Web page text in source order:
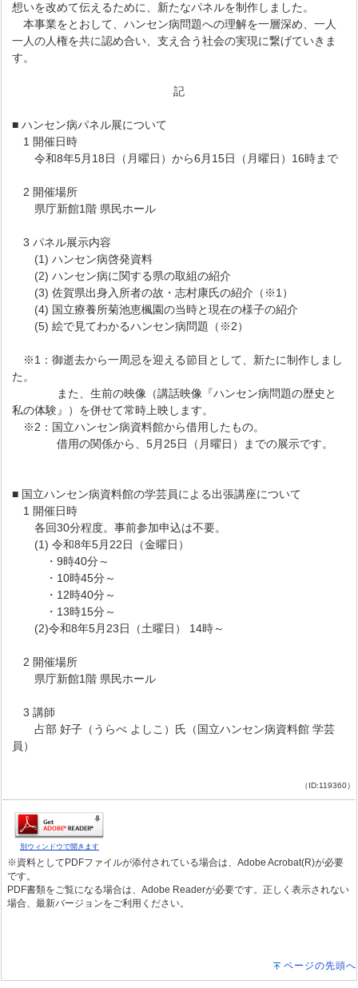
想いを改めて伝えるために、新たなパネルを制作しました。
本事業をとおして、ハンセン病問題への理解を一層深め、一人
一人の人権を共に認め合い、支え合う社会の実現に繋げていきま
す。
記
■ ハンセン病パネル展について
1 開催日時
令和8年5月18日（月曜日）から6月15日（月曜日）16時まで
2 開催場所
県庁新館1階 県民ホール
3 パネル展示内容
(1) ハンセン病啓発資料
(2) ハンセン病に関する県の取組の紹介
(3) 佐賀県出身入所者の故・志村康氏の紹介（※1）
(4) 国立療養所菊池恵楓園の当時と現在の様子の紹介
(5) 絵で見てわかるハンセン病問題（※2）
※1：御逝去から一周忌を迎える節目として、新たに制作しまし
た。
また、生前の映像（講話映像『ハンセン病問題の歴史と
私の体験』）を併せて常時上映します。
※2：国立ハンセン病資料館から借用したもの。
借用の関係から、5月25日（月曜日）までの展示です。
■ 国立ハンセン病資料館の学芸員による出張講座について
1 開催日時
各回30分程度。事前参加申込は不要。
(1) 令和8年5月22日（金曜日）
・9時40分～
・10時45分～
・12時40分～
・13時15分～
(2)令和8年5月23日（土曜日） 14時～
2 開催場所
県庁新館1階 県民ホール
3 講師
占部 好子（うらべ よしこ）氏（国立ハンセン病資料館 学芸
員）
（ID:119360）
別ウィンドウで開きます
※資料としてPDFファイルが添付されている場合は、Adobe Acrobat(R)が必要
です。
PDF書類をご覧になる場合は、Adobe Readerが必要です。正しく表示されない
場合、最新バージョンをご利用ください。
ページの先頭へ